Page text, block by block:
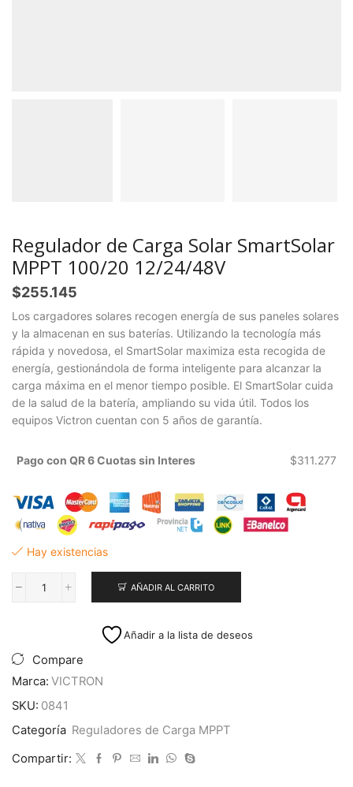
Regulador de Carga Solar SmartSolar
MPPT 100/20 12/24/48V
$255.145
Los cargadores solares recogen energía de sus paneles solares
y la almacenan en sus baterías. Utilizando la tecnología más
rápida y novedosa, el SmartSolar maximiza esta recogida de
energía, gestionándola de forma inteligente para alcanzar la
carga máxima en el menor tiempo posible. El SmartSolar cuida
de la salud de la batería, ampliando su vida útil. Todos los
equipos Victron cuentan con 5 años de garantía.
Pago con QR 6 Cuotas sin Interes $311.277
Hay existencias
Regulador
SmartSolar
100/20
12/24/48V
AÑADIR AL CARRITO
Añadir a la lista de deseos
Compare
Marca: VICTRON
SKU: 0841
Categoría Reguladores de Carga MPPT
Compartir: